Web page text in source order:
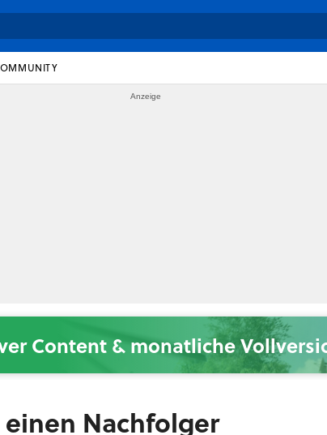
Content & monatliche
Nachfolger